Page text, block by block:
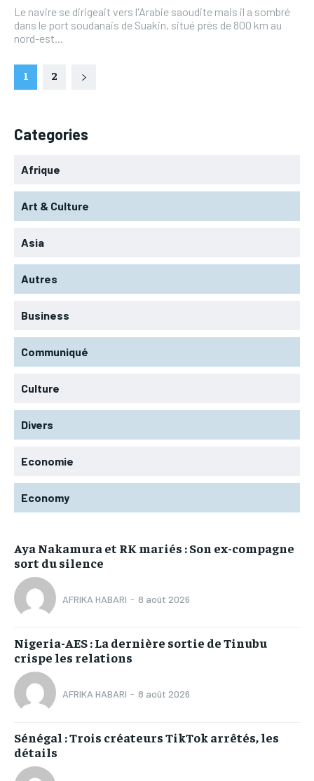
Le navire se dirigeait vers l'Arabie saoudite mais il a sombré
dans le port soudanais de Suakin, situé près de 800 km au
nord-est...
1 2
Categories
Afrique
Art & Culture
Asia
Autres
Business
Communiqué
Culture
Divers
Economie
Economy
Aya Nakamura et RK mariés : Son ex-compagne
sort du silence
AFRIKA HABARI - 8 août 2026
Nigeria-AES : La dernière sortie de Tinubu
crispe les relations
AFRIKA HABARI - 8 août 2026
Sénégal : Trois créateurs TikTok arrêtés, les
détails